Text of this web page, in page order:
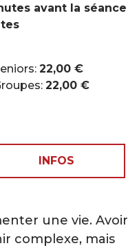
avant la séance
22,00 €
22,00 €
INFOS
une vie. Avoir
complexe, mais